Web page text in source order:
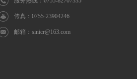
传真：0755-23904246
邮箱： sinicr@163.com